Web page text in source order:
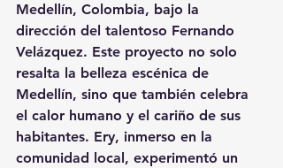
Medellín, Colombia, bajo la
dirección del talentoso Fernando
Velázquez. Este proyecto no solo
resalta la belleza escénica de
Medellín, sino que también celebra
el calor humano y el cariño de sus
habitantes. Ery, inmerso en la
comunidad local, experimentó un